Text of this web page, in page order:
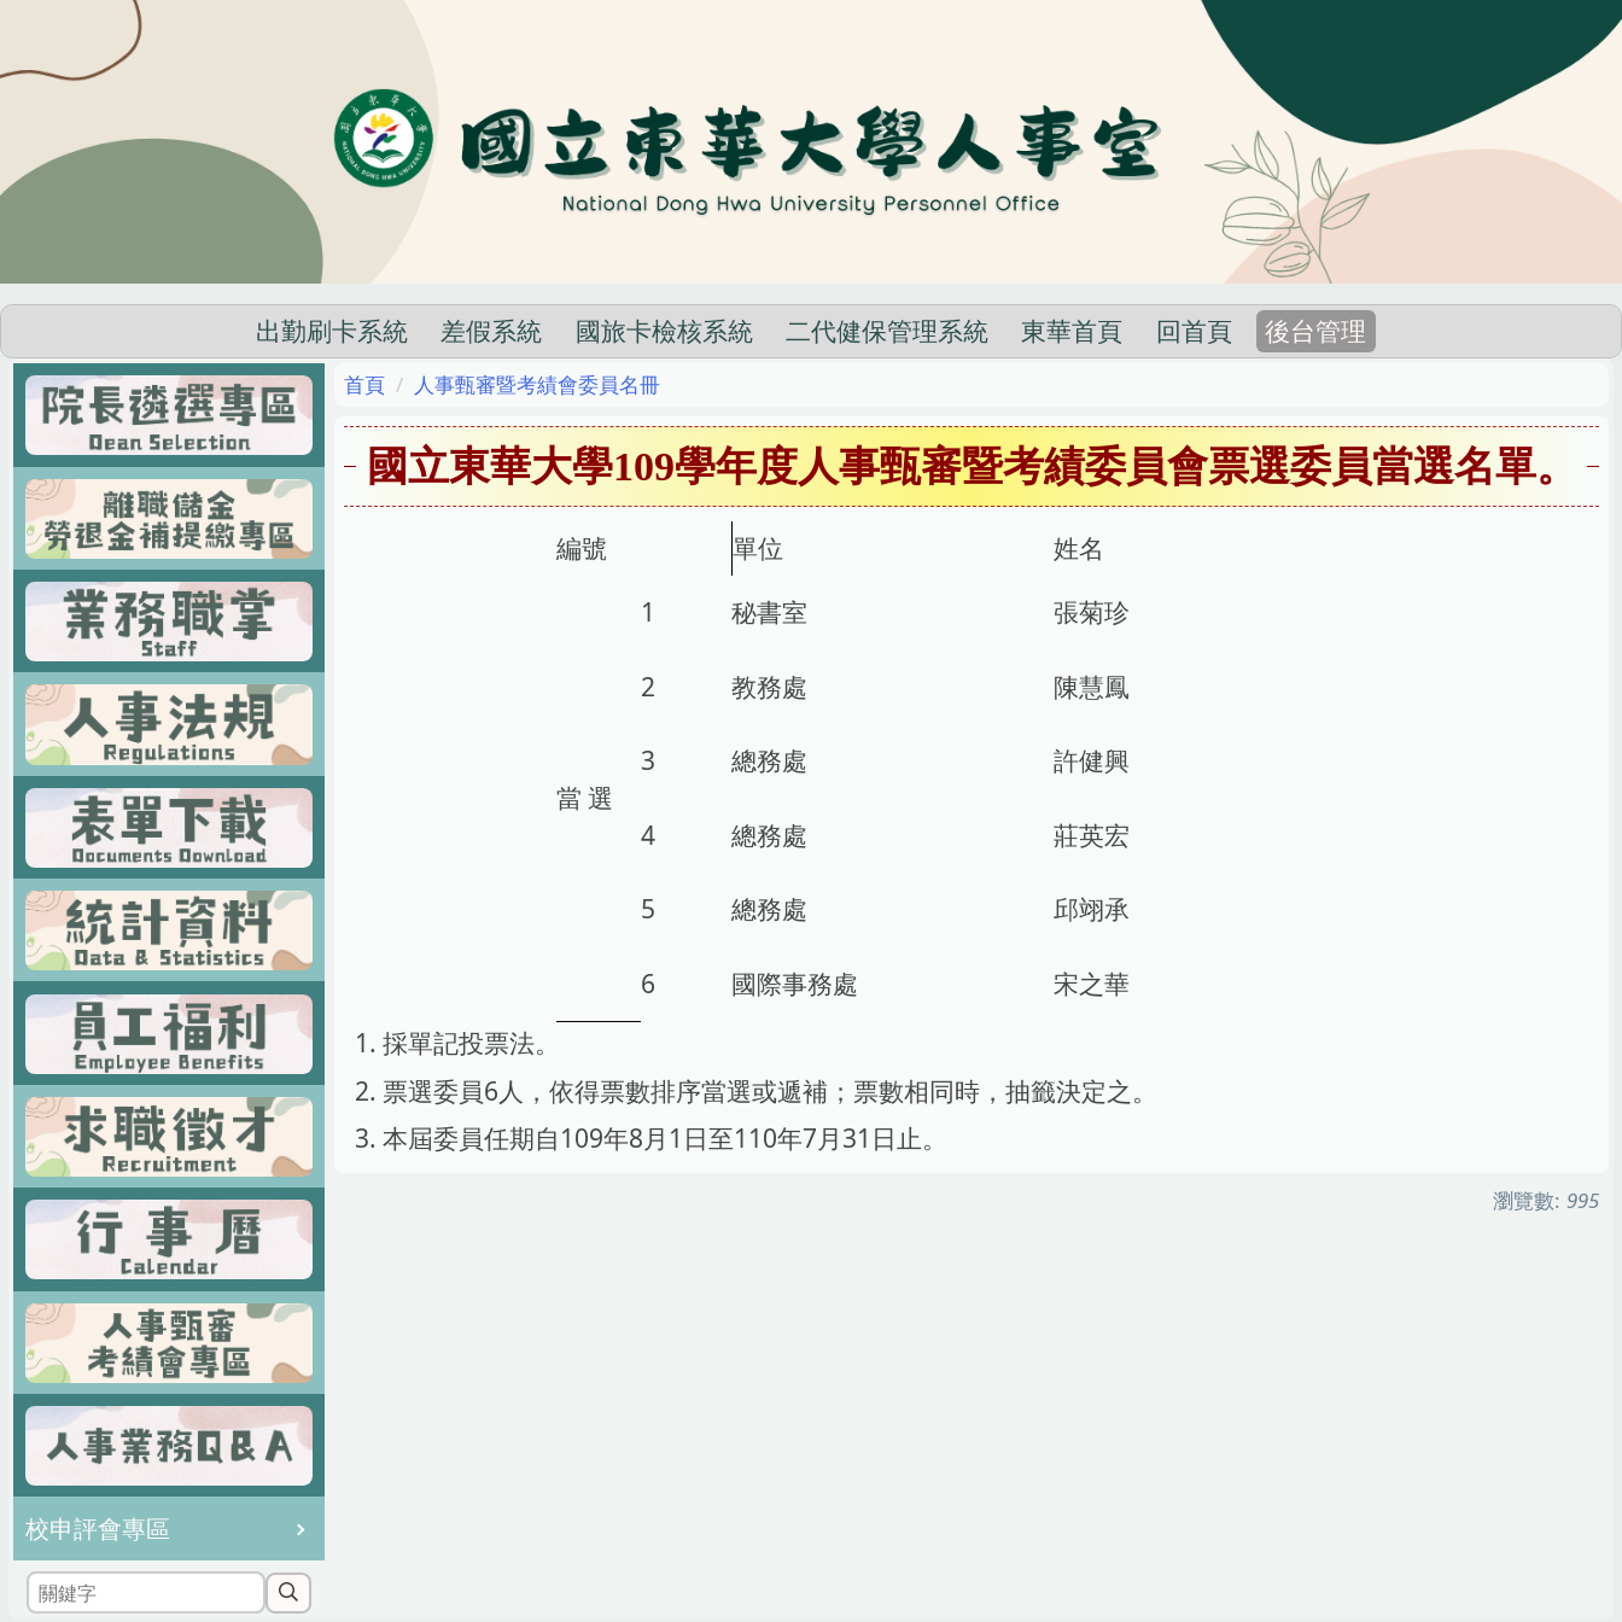
容
出勤刷卡系統 差假系統 國旅卡檢核系統 二代健保管理系統 東華首頁 回首頁 後台管理
校申評會專區
首頁 人事甄審暨考績會委員名冊
國立東華大學109學年度人事甄審暨考績委員會票選委員當選名單。
編號 單位 姓名
當 選
1 秘書室 張菊珍
2 教務處 陳慧鳳
3 總務處 許健興
4 總務處 莊英宏
5 總務處 邱翊承
6 國際事務處
宋之華
1. 採單記投票法。
2. 票選委員6人，依得票數排序當選或遞補；票數相同時，抽籤決定之。
3. 本屆委員任期自109年8月1日至110年7月31日止。
瀏覽數: 995